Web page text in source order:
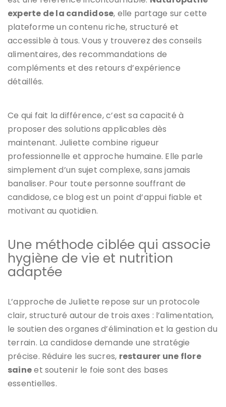
experte de la candidose, elle partage sur cette
plateforme un contenu riche, structuré et
accessible à tous. Vous y trouverez des conseils
alimentaires, des recommandations de
compléments et des retours d’expérience
détaillés.
Ce qui fait la différence, c’est sa capacité à
proposer des solutions applicables dès
maintenant. Juliette combine rigueur
professionnelle et approche humaine. Elle parle
simplement d’un sujet complexe, sans jamais
banaliser. Pour toute personne souffrant de
candidose, ce blog est un point d’appui fiable et
motivant au quotidien.
Une méthode ciblée qui associe
hygiène de vie et nutrition
adaptée
L’approche de Juliette repose sur un protocole
clair, structuré autour de trois axes : l’alimentation,
le soutien des organes d’élimination et la gestion du
terrain. La candidose demande une stratégie
précise. Réduire les sucres, restaurer une flore
saineet soutenir le foie sont des bases
essentielles.